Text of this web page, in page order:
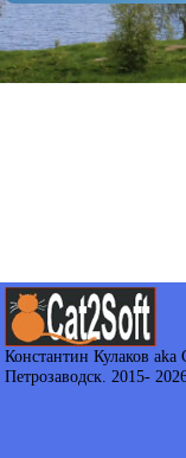
Константин Кулаков aka
Петрозаводск. 2015-